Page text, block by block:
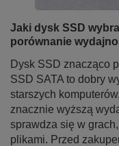
Jaki dysk SSD
porównanie
Dysk SSD znacząco
SSD SATA to dobry
starszych
znacznie wyższą
sprawdza się w
plikami. Przed